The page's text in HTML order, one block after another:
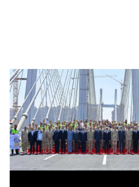
السيسي يفتتح محور روض الفرج
وكوبري تحيا مصر